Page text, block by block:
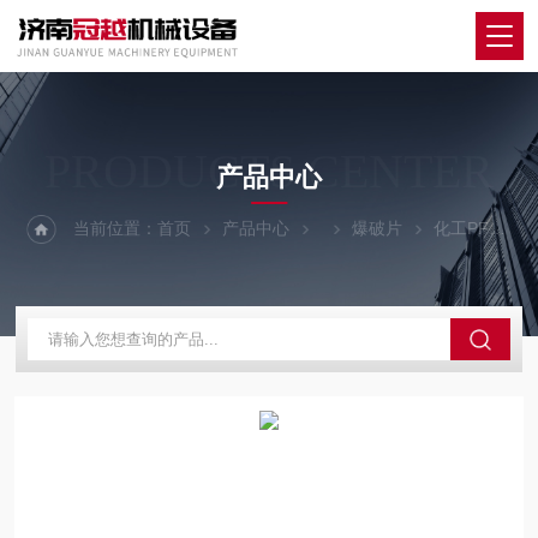
PRODUCTS CENTER
产品中心
当前位置：首页 产品中心 爆破片 化工PFT500爆破片